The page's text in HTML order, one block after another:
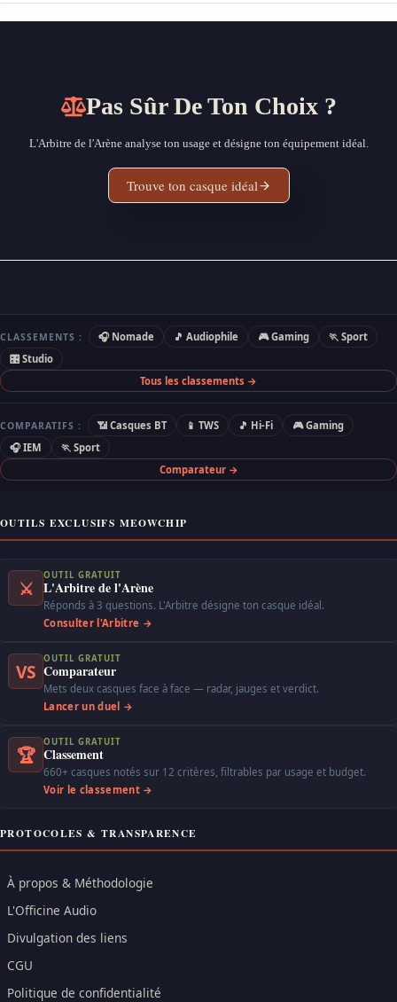
Pas Sûr De Ton Choix ?
L'Arbitre de l'Arène analyse ton usage et désigne ton équipement idéal.
Trouve ton casque idéal
CLASSEMENTS : 🎧 Nomade 🎵 Audiophile 🎮 Gaming
🏃 Sport
🎛 Studio
Tous les classements →
COMPARATIFS : 📶 Casques BT 📱 TWS 🎵 Hi-Fi
🎮 Gaming
🎧 IEM
🏃 Sport
Comparateur →
OUTILS EXCLUSIFS MEOWCHIP
⚔
OUTIL GRATUIT
L'Arbitre de l'Arène
Réponds à 3 questions. L'Arbitre désigne ton casque idéal.
Consulter l'Arbitre →
VS
OUTIL GRATUIT
Comparateur
Mets deux casques face à face — radar, jauges et verdict.
Lancer un duel →
🏆
OUTIL GRATUIT
Classement
660+ casques notés sur 12 critères, filtrables par usage et budget.
Voir le classement →
PROTOCOLES & TRANSPARENCE
À propos & Méthodologie
L'Officine Audio
Divulgation des liens
CGU
Politique de confidentialité